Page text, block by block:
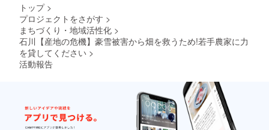
トップ >
プロジェクトをさがす >
まちづくり・地域活性化 >
石川【産地の危機】豪雪被害から畑を救うため!若手農家に力
を貸してください >
活動報告